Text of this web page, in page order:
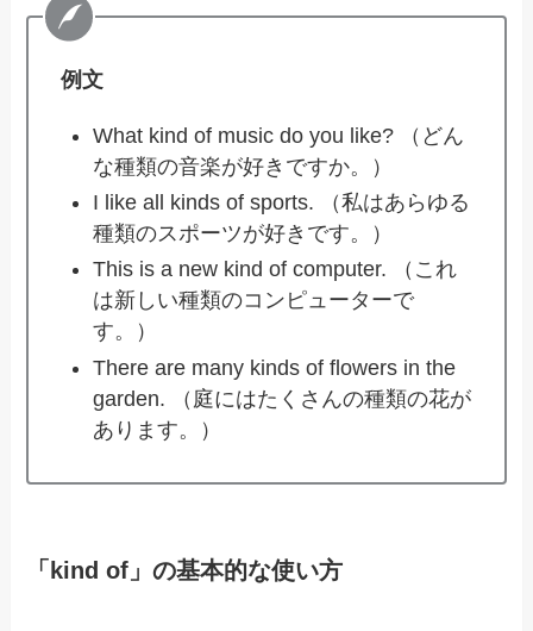
例文
What kind of music do you like? （どん
な種類の音楽が好きですか。）
I like all kinds of sports. （私はあらゆる
種類のスポーツが好きです。）
This is a new kind of computer. （これ
は新しい種類のコンピューターで
す。）
There are many kinds of flowers in the
garden. （庭にはたくさんの種類の花が
あります。）
「kind of」の基本的な使い方